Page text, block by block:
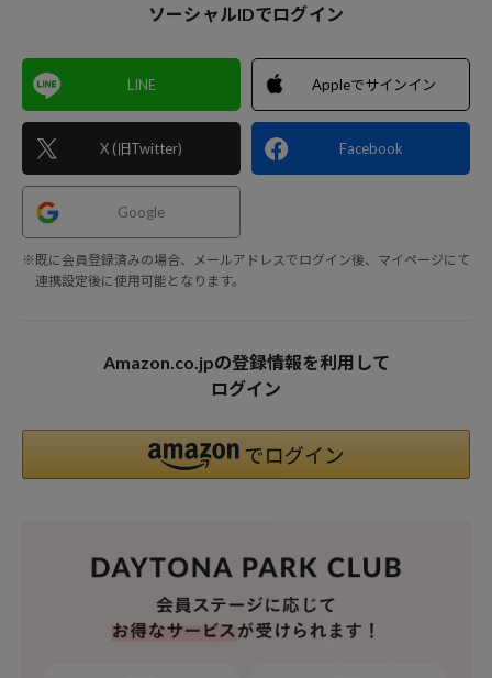
ソーシャルIDでログイン
LINE
X (旧Twitter)
Appleでサインイン
Facebook
Google
※既に会員登録済みの場合、メールアドレスでログイン後、マイページにて
連携設定後に使用可能となります。
Amazon.co.jpの登録情報を利用して
ログイン